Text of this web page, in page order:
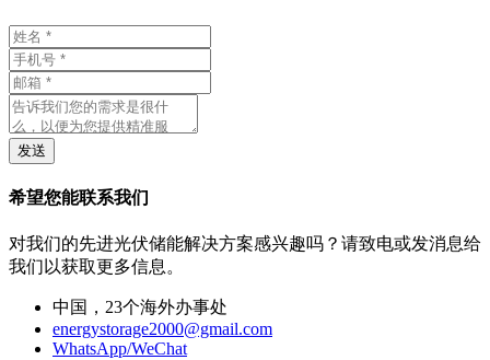
发送
希望您能联系我们
对我们的先进光伏储能解决方案感兴趣吗？请致电或发消息给
我们以获取更多信息。
中国，23个海外办事处
energystorage2000@gmail.com
WhatsApp/WeChat